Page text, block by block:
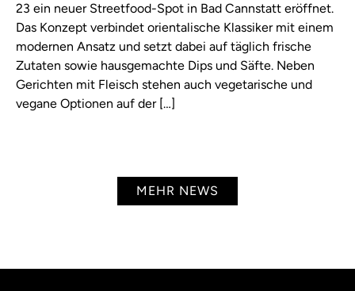
23 ein neuer Streetfood-Spot in Bad Cannstatt eröffnet.
Das Konzept verbindet orientalische Klassiker mit einem
modernen Ansatz und setzt dabei auf täglich frische
Zutaten sowie hausgemachte Dips und Säfte. Neben
Gerichten mit Fleisch stehen auch vegetarische und
vegane Optionen auf der […]
MEHR NEWS